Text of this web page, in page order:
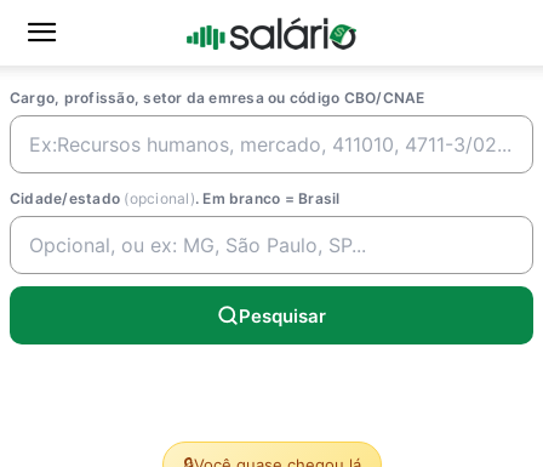
Cargo, profissão, setor da emresa ou código CBO/CNAE
Cidade/estado (opcional). Em branco = Brasil
Pesquisar